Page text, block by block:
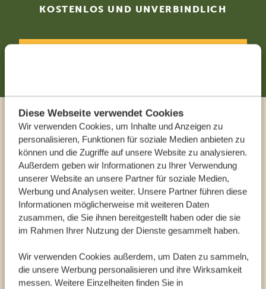
Diese Webseite verwendet Cookies
Wir verwenden Cookies, um Inhalte und Anzeigen zu
personalisieren, Funktionen für soziale Medien anbieten zu
können und die Zugriffe auf unsere Website zu analysieren.
Außerdem geben wir Informationen zu Ihrer Verwendung
unserer Website an unsere Partner für soziale Medien,
Werbung und Analysen weiter. Unsere Partner führen diese
Informationen möglicherweise mit weiteren Daten
zusammen, die Sie ihnen bereitgestellt haben oder die sie
im Rahmen Ihrer Nutzung der Dienste gesammelt haben.
Wir verwenden Cookies außerdem, um Daten zu sammeln,
die unsere Werbung personalisieren und ihre Wirksamkeit
messen. Weitere Einzelheiten finden Sie in
KOSTENLOS UND UNVERBINDLICH
Sprechen Sie mit einem
Reiseberater
UNSERE EXPERTEN HELFEN IHNEN GERN
DE:+494087407061
ANDERE LÄNDER